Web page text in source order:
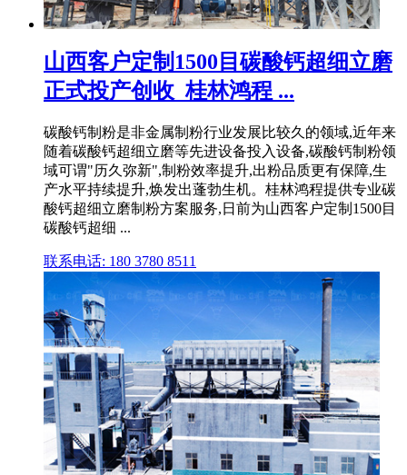
山西客户定制1500目碳酸钙超细立磨
正式投产创收_桂林鸿程 ...
碳酸钙制粉是非金属制粉行业发展比较久的领域,近年来
随着碳酸钙超细立磨等先进设备投入设备,碳酸钙制粉领
域可谓"历久弥新",制粉效率提升,出粉品质更有保障,生
产水平持续提升,焕发出蓬勃生机。桂林鸿程提供专业碳
酸钙超细立磨制粉方案服务,日前为山西客户定制1500目
碳酸钙超细 ...
联系电话: 180 3780 8511